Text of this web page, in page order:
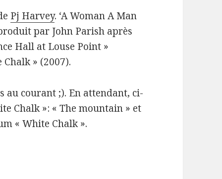
Pj Harvey. ‘A Woman A Man
par John Parish après
Hall at Louse Point »
» (2007).
au courant ;). En attendant, ci-
Chalk »: « The mountain » et
« White Chalk ».